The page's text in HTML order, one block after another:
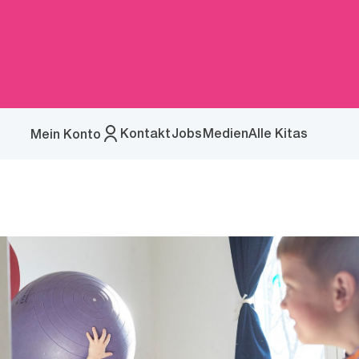
KontaktJobsMedienAlle Kitas
Mein Konto
Menü